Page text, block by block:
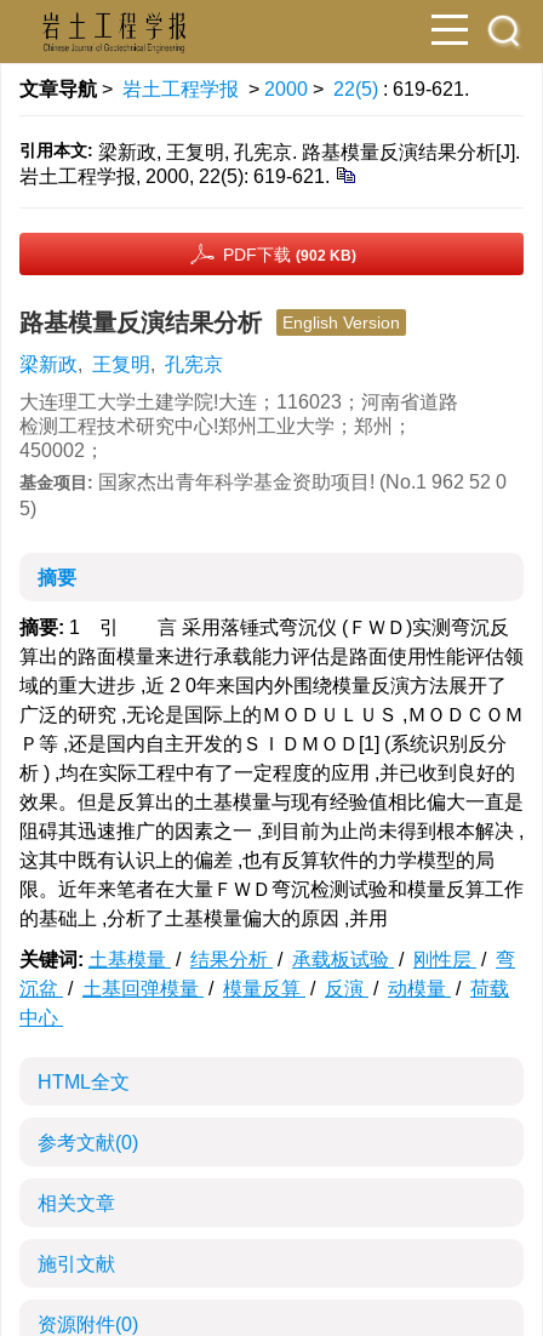
文章导航 > 岩土工程学报 > 2000 > 22(5) : 619-621.
引用本文: 梁新政, 王复明, 孔宪京. 路基模量反演结果分析[J].
岩土工程学报, 2000, 22(5): 619-621.
PDF下载 (902 KB)
路基模量反演结果分析 English Version
梁新政, 王复明, 孔宪京
大连理工大学土建学院!大连；116023；河南省道路
检测工程技术研究中心!郑州工业大学；郑州；
450002；
基金项目: 国家杰出青年科学基金资助项目! (No.1 962 52 0
5)
摘要
摘要: 1 引 言 采用落锤式弯沉仪 (ＦＷＤ)实测弯沉反
算出的路面模量来进行承载能力评估是路面使用性能评估领
域的重大进步 ,近 2 0年来国内外围绕模量反演方法展开了
广泛的研究 ,无论是国际上的ＭＯＤＵＬＵＳ ,ＭＯＤＣＯＭ
Ｐ等 ,还是国内自主开发的ＳＩＤＭＯＤ[1] (系统识别反分
析 ) ,均在实际工程中有了一定程度的应用 ,并已收到良好的
效果。但是反算出的土基模量与现有经验值相比偏大一直是
阻碍其迅速推广的因素之一 ,到目前为止尚未得到根本解决 ,
这其中既有认识上的偏差 ,也有反算软件的力学模型的局
限。近年来笔者在大量ＦＷＤ弯沉检测试验和模量反算工作
的基础上 ,分析了土基模量偏大的原因 ,并用
关键词: 土基模量 / 结果分析 / 承载板试验 / 刚性层 / 弯
沉盆 / 土基回弹模量 / 模量反算 / 反演 / 动模量 / 荷载
中心
HTML全文
参考文献(0)
相关文章
施引文献
资源附件(0)